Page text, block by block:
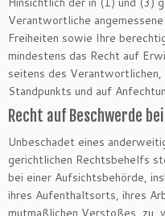
Verantwortliche
Freiheiten sowie Ihre
mindestens das Recht auf
seitens des Verantwortlichen,
Standpunkts und auf
Recht auf Beschwerde
Unbeschadet eines
gerichtlichen Rechtsbehelfs
bei einer Aufsichtsbehörde,
ihres Aufenthaltsorts, ihres
mutmaßlichen Verstoßes, zu,